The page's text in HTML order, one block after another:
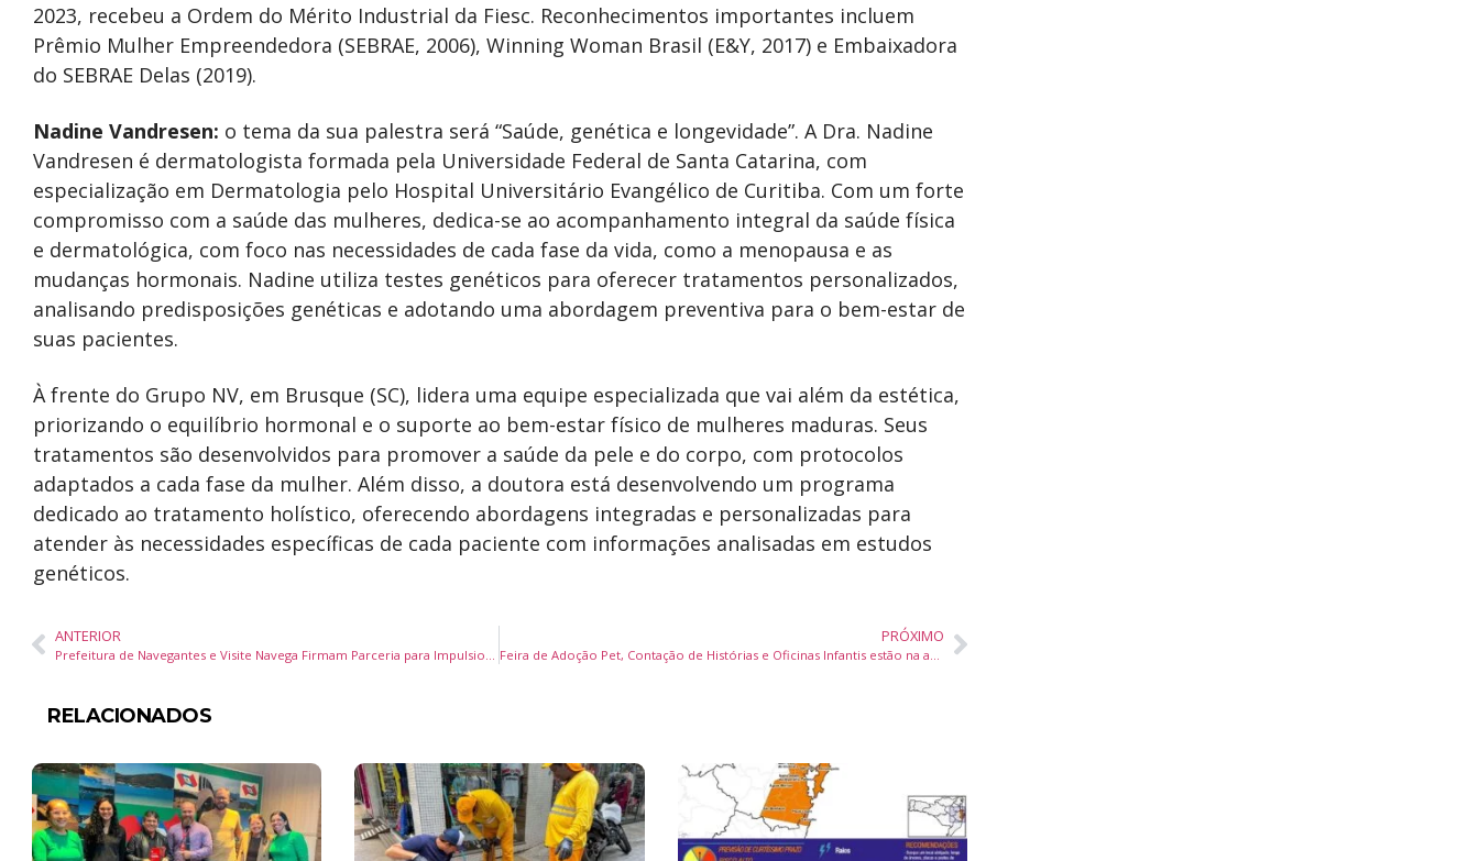
2023, recebeu a Ordem do Mérito Industrial da Fiesc. Reconhecimentos importantes incluem
Prêmio Mulher Empreendedora (SEBRAE, 2006), Winning Woman Brasil (E&Y, 2017) e Embaixadora
do SEBRAE Delas (2019).
Nadine Vandresen: o tema da sua palestra será “Saúde, genética e longevidade”. A Dra. Nadine
Vandresen é dermatologista formada pela Universidade Federal de Santa Catarina, com
especialização em Dermatologia pelo Hospital Universitário Evangélico de Curitiba. Com um forte
compromisso com a saúde das mulheres, dedica-se ao acompanhamento integral da saúde física
e dermatológica, com foco nas necessidades de cada fase da vida, como a menopausa e as
mudanças hormonais. Nadine utiliza testes genéticos para oferecer tratamentos personalizados,
analisando predisposições genéticas e adotando uma abordagem preventiva para o bem-estar de
suas pacientes.
À frente do Grupo NV, em Brusque (SC), lidera uma equipe especializada que vai além da estética,
priorizando o equilíbrio hormonal e o suporte ao bem-estar físico de mulheres maduras. Seus
tratamentos são desenvolvidos para promover a saúde da pele e do corpo, com protocolos
adaptados a cada fase da mulher. Além disso, a doutora está desenvolvendo um programa
dedicado ao tratamento holístico, oferecendo abordagens integradas e personalizadas para
atender às necessidades específicas de cada paciente com informações analisadas em estudos
genéticos.
ANTERIOR PRÓXIMO
RELACIONADOS